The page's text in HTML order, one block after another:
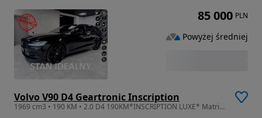
Volvo V90 D4 Geartronic Inscription
1969 cm3 • 190 KM • 2.0 D4 190KM*INSCRIPTION LUXE* Matrix* HeadUp* Keyless* Bowers&Wilkins
85 000 PLN
Powyżej średniej